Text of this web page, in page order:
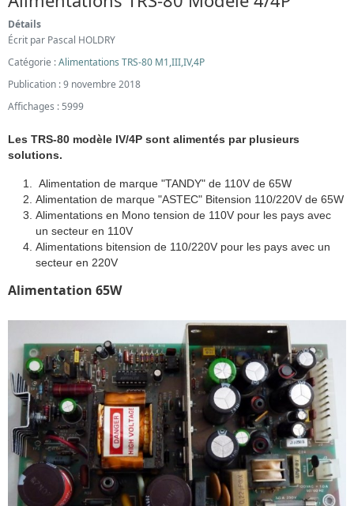
Détails
Écrit par Pascal HOLDRY
Catégorie :Alimentations TRS-80 M1,III,IV,4P
Publication : 9 novembre 2018
Affichages : 5999
Les TRS-80 modèle IV/4P sont alimentés par plusieurs
solutions.
Alimentation de marque "TANDY" de 110V de 65W
Alimentation de marque "ASTEC" Bitension 110/220V de 65W
Alimentations en Mono tension de 110V pour les pays avec
un secteur en 110V
Alimentations bitension de 110/220V pour les pays avec un
secteur en 220V
Alimentation 65W